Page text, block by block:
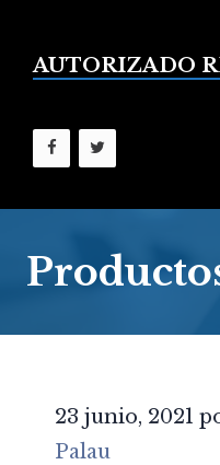
contenido
AUTORIZADO
23 junio, 2021
Palau